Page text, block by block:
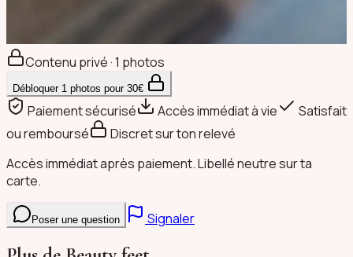
Contenu privé · 1 photos
Débloquer 1 photos pour 30€
Paiement sécurisé Accès immédiat à vie
Satisfait
ou remboursé
Discret sur ton relevé
Accès immédiat après paiement. Libellé neutre sur ta
carte.
Poser une question Signaler